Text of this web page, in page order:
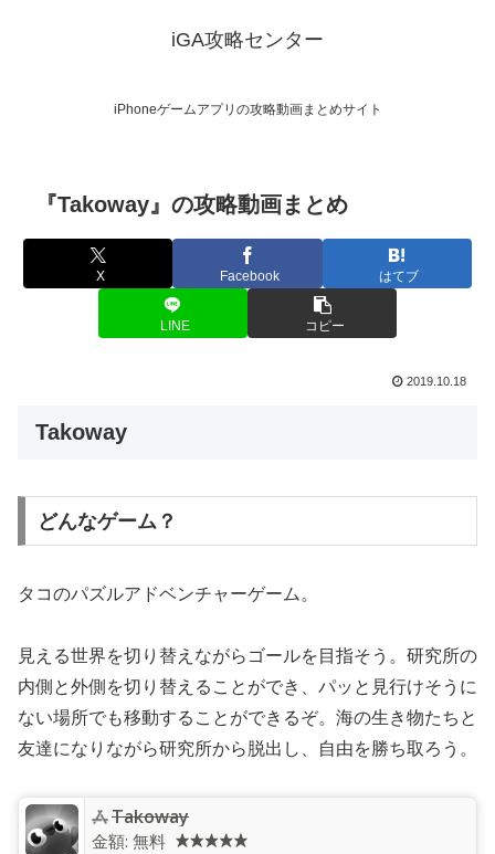
iGA攻略センター
iPhoneゲームアプリの攻略動画まとめサイト
『Takoway』の攻略動画まとめ
X Facebook はてブ
LINE コピー
2019.10.18
Takoway
どんなゲーム？
タコのパズルアドベンチャーゲーム。
見える世界を切り替えながらゴールを目指そう。研究所の
内側と外側を切り替えることができ、パッと見行けそうに
ない場所でも移動することができるぞ。海の生き物たちと
友達になりながら研究所から脱出し、自由を勝ち取ろう。
‎Takoway
金額: 無料